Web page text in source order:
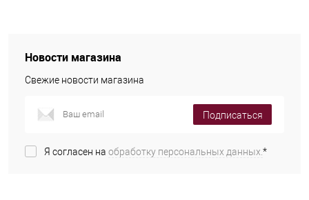
Новости магазина
Свежие новости магазина
Подписаться
Я согласен на обработку персональных данных.*